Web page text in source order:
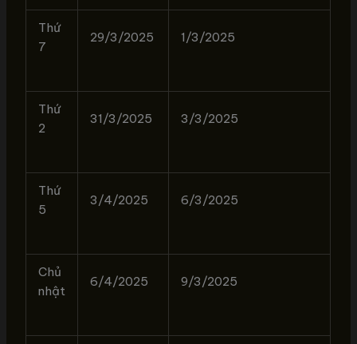
Thứ
7
29/3/2025 1/3/2025
Thứ
2
31/3/2025 3/3/2025
Thứ
5
3/4/2025 6/3/2025
Chủ
nhật
6/4/2025 9/3/2025